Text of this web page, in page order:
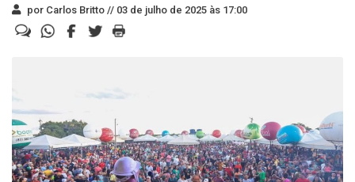
por Carlos Britto // 03 de julho de 2025 às 17:00